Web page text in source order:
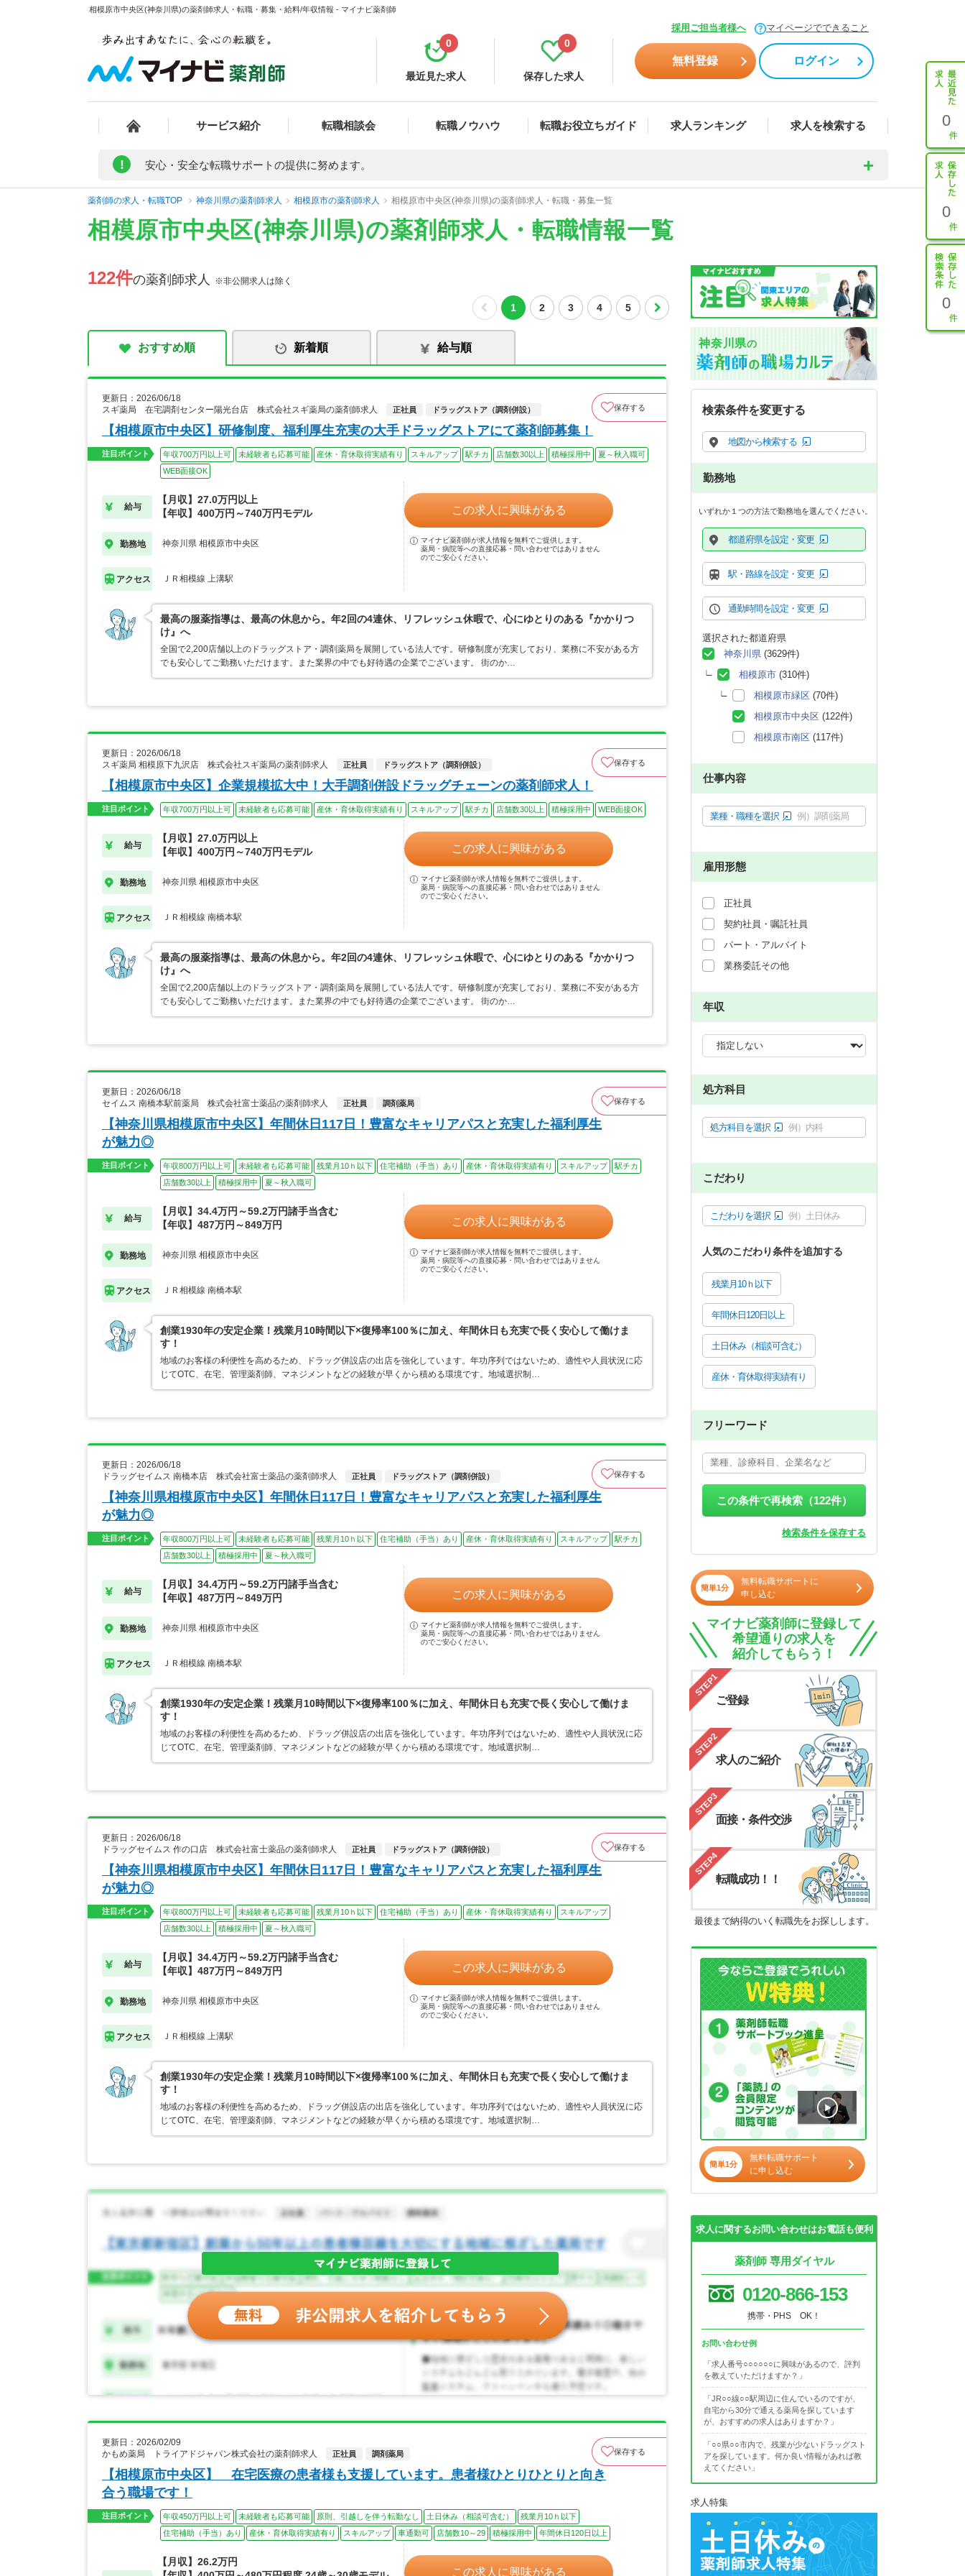
相模原市中央区(神奈川県)の薬剤師求人・転職・募集・給料/年収情報 - マイナビ薬剤師
採用ご担当者様へ マイページでできること
最近見た求人
0
保存した求人
0
無料登録 ログイン
サービス紹介 転職相談会 転職ノウハウ 転職お役立ちガイド 求人ランキング 求人を検索する 0
0
0
! 安心・安全な転職サポートの提供に努めます。
薬剤師の求人・転職TOP 神奈川県の薬剤師求人 相模原市の薬剤師求人 相模原市中央区(神奈川県)の薬剤師求人・転職・募集一覧
相模原市中央区(神奈川県)の薬剤師求人・転職情報一覧
122件の薬剤師求人 ※非公開求人は除く
1 2 3 4 5
おすすめ順 新着順 給与順
更新日：2026/06/18
スギ薬局 在宅調剤センター陽光台店 株式会社スギ薬局の薬剤師求人
正社員 ドラッグストア（調剤併設） 保存する
【相模原市中央区】研修制度、福利厚生充実の大手ドラッグストアにて薬剤師募集！
注目ポイント 年収700万円以上可 未経験者も応募可能 産休・育休取得実績有り スキルアップ 駅チカ 店舗数30以上 積極採用中
夏～秋入職可
WEB面接OK
給与
【月収】27.0万円以上
【年収】400万円～740万円モデル
勤務地 神奈川県 相模原市中央区
アクセス ＪＲ相模線 上溝駅
この求人に興味がある
マイナビ薬剤師が求人情報を無料でご提供します。
薬局・病院等への直接応募・問い合わせではありません
のでご安心ください。
最高の服薬指導は、最高の休息から。年2回の4連休、リフレッシュ休暇で、心にゆとりのある『かかりつ
け』へ
全国で2,200店舗以上のドラッグストア・調剤薬局を展開している法人です。研修制度が充実しており、業務に不安がある方
でも安心してご勤務いただけます。また業界の中でも好待遇の企業でございます。 街のか…
更新日：2026/06/18
スギ薬局 相模原下九沢店 株式会社スギ薬局の薬剤師求人
正社員 ドラッグストア（調剤併設） 保存する
【相模原市中央区】企業規模拡大中！大手調剤併設ドラッグチェーンの薬剤師求人！
注目ポイント 年収700万円以上可 未経験者も応募可能 産休・育休取得実績有り スキルアップ 駅チカ 店舗数30以上 積極採用中 WEB面接OK
給与
【月収】27.0万円以上
【年収】400万円～740万円モデル
勤務地 神奈川県 相模原市中央区
アクセス ＪＲ相模線 南橋本駅
この求人に興味がある
マイナビ薬剤師が求人情報を無料でご提供します。
薬局・病院等への直接応募・問い合わせではありません
のでご安心ください。
最高の服薬指導は、最高の休息から。年2回の4連休、リフレッシュ休暇で、心にゆとりのある『かかりつ
け』へ
全国で2,200店舗以上のドラッグストア・調剤薬局を展開している法人です。研修制度が充実しており、業務に不安がある方
でも安心してご勤務いただけます。また業界の中でも好待遇の企業でございます。 街のか…
更新日：2026/06/18
セイムス 南橋本駅前薬局 株式会社富士薬品の薬剤師求人
正社員 調剤薬局 保存する
【神奈川県相模原市中央区】年間休日117日！豊富なキャリアパスと充実した福利厚生
が魅力◎
注目ポイント 年収800万円以上可 未経験者も応募可能 残業月10ｈ以下 住宅補助（手当）あり 産休・育休取得実績有り スキルアップ
駅チカ
店舗数30以上
積極採用中 夏～秋入職可
給与
【月収】34.4万円～59.2万円諸手当含む
【年収】487万円～849万円
勤務地 神奈川県 相模原市中央区
アクセス ＪＲ相模線 南橋本駅
この求人に興味がある
マイナビ薬剤師が求人情報を無料でご提供します。
薬局・病院等への直接応募・問い合わせではありません
のでご安心ください。
創業1930年の安定企業！残業月10時間以下×復帰率100％に加え、年間休日も充実で長く安心して働けま
す！
地域のお客様の利便性を高めるため、ドラッグ併設店の出店を強化しています。年功序列ではないため、適性や人員状況に応
じてOTC、在宅、管理薬剤師、マネジメントなどの経験が早くから積める環境です。地域選択制…
更新日：2026/06/18
ドラッグセイムス 南橋本店 株式会社富士薬品の薬剤師求人
正社員 ドラッグストア（調剤併設） 保存する
【神奈川県相模原市中央区】年間休日117日！豊富なキャリアパスと充実した福利厚生
が魅力◎
注目ポイント 年収800万円以上可 未経験者も応募可能 残業月10ｈ以下 住宅補助（手当）あり 産休・育休取得実績有り スキルアップ
駅チカ
店舗数30以上
積極採用中 夏～秋入職可
給与
【月収】34.4万円～59.2万円諸手当含む
【年収】487万円～849万円
勤務地 神奈川県 相模原市中央区
アクセス ＪＲ相模線 南橋本駅
この求人に興味がある
マイナビ薬剤師が求人情報を無料でご提供します。
薬局・病院等への直接応募・問い合わせではありません
のでご安心ください。
創業1930年の安定企業！残業月10時間以下×復帰率100％に加え、年間休日も充実で長く安心して働けま
す！
地域のお客様の利便性を高めるため、ドラッグ併設店の出店を強化しています。年功序列ではないため、適性や人員状況に応
じてOTC、在宅、管理薬剤師、マネジメントなどの経験が早くから積める環境です。地域選択制…
更新日：2026/06/18
ドラッグセイムス 作の口店 株式会社富士薬品の薬剤師求人
正社員 ドラッグストア（調剤併設） 保存する
【神奈川県相模原市中央区】年間休日117日！豊富なキャリアパスと充実した福利厚生
が魅力◎
注目ポイント 年収800万円以上可 未経験者も応募可能 残業月10ｈ以下 住宅補助（手当）あり 産休・育休取得実績有り
スキルアップ
店舗数30以上
積極採用中 夏～秋入職可
給与
【月収】34.4万円～59.2万円諸手当含む
【年収】487万円～849万円
勤務地 神奈川県 相模原市中央区
アクセス ＪＲ相模線 上溝駅
この求人に興味がある
マイナビ薬剤師が求人情報を無料でご提供します。
薬局・病院等への直接応募・問い合わせではありません
のでご安心ください。
創業1930年の安定企業！残業月10時間以下×復帰率100％に加え、年間休日も充実で長く安心して働けま
す！
地域のお客様の利便性を高めるため、ドラッグ併設店の出店を強化しています。年功序列ではないため、適性や人員状況に応
じてOTC、在宅、管理薬剤師、マネジメントなどの経験が早くから積める環境です。地域選択制…
更新日：2026/02/09
かもめ薬局 トライアドジャパン株式会社の薬剤師求人
正社員 調剤薬局 保存する
【相模原市中央区】 在宅医療の患者様も支援しています。患者様ひとりひとりと向き
合う職場です！
注目ポイント 年収450万円以上可 未経験者も応募可能 原則、引越しを伴う転勤なし 土日休み（相談可含む）
残業月10ｈ以下
住宅補助（手当）あり
産休・育休取得実績有り スキルアップ 車通勤可 店舗数10～29 積極採用中 年間休日120日以上
【月収】26.2万円
この求人に興味がある
神奈川県の
検索条件を変更する
地図から検索する
勤務地
いずれか１つの方法で勤務地を選んでください。
都道府県を設定・変更
駅・路線を設定・変更
通勤時間を設定・変更
選択された都道府県
神奈川県 (3629件)
相模原市 (310件)
相模原市緑区 (70件)
相模原市中央区 (122件)
相模原市南区 (117件)
仕事内容
業種・職種を選択 例）調剤薬局
雇用形態
正社員
契約社員・嘱託社員
パート・アルバイト
業務委託その他
年収
処方科目
処方科目を選択 例）内科
こだわり
こだわりを選択 例）土日休み
人気のこだわり条件を追加する
残業月10ｈ以下
年間休日120日以上
土日休み（相談可含む）
産休・育休取得実績有り
フリーワード
この条件で再検索（122件）
検索条件を保存する
簡単1分
無料転職サポートに
申し込む
マイナビ薬剤師に登録して
希望通りの求人を
紹介してもらう！
STEP1
ご登録
STEP2
求人のご紹介
STEP3
面接・条件交渉
STEP4
転職成功！！
最後まで納得のいく転職先をお探しします。
簡単1分
無料転職サポート
に申し込む
求人に関するお問い合わせはお電話も便利
薬剤師 専用ダイヤル
0120-866-153
携帯・PHS OK！
お問い合わせ例
「求人番号○○○○○○に興味があるので、評判
を教えていただけますか？」
「JR○○線○○駅周辺に住んでいるのですが、
自宅から30分で通える薬局を探しています
が、おすすめの求人はありますか？」
「○○県○○市内で、残業が少ないドラッグスト
アを探しています。何か良い情報があれば教
えてください」
求人特集